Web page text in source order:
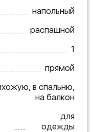
напольный
распашной
1
прямой
в спальню,
на балкон
для
одежды